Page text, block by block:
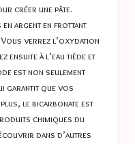
créer une pâte.
en argent en frottant
verrez l’oxydation
ensuite à l’eau tiède et
est non seulement
garantit que vos
le bicarbonate est
chimiques du
dans d’autres